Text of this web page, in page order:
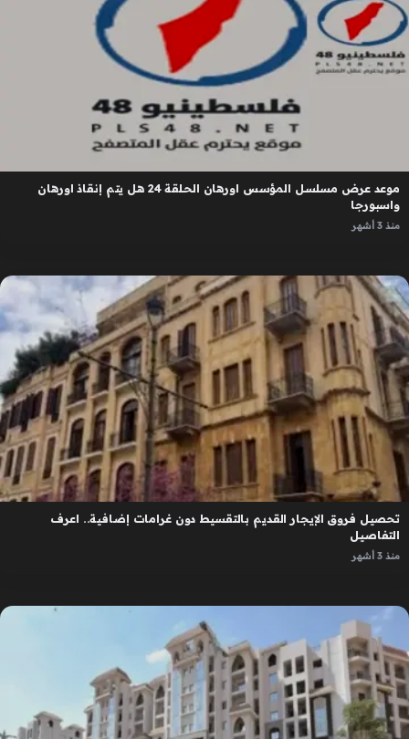
موعد عرض مسلسل المؤسس اورهان الحلقة 24 هل يتم إنقاذ اورهان
واسبورجا
منذ 3 أشهر
تحصيل فروق الإيجار القديم بالتقسيط دون غرامات إضافية.. اعرف
التفاصيل
منذ 3 أشهر